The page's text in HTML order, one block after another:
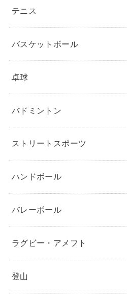
テニス
バスケットボール
卓球
バドミントン
ストリートスポーツ
ハンドボール
バレーボール
ラグビー・アメフト
登山